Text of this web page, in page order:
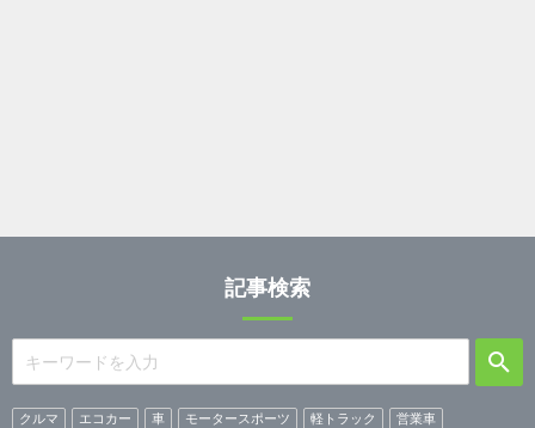
記事検索
クルマ エコカー 車 モータースポーツ 軽トラック
営業車